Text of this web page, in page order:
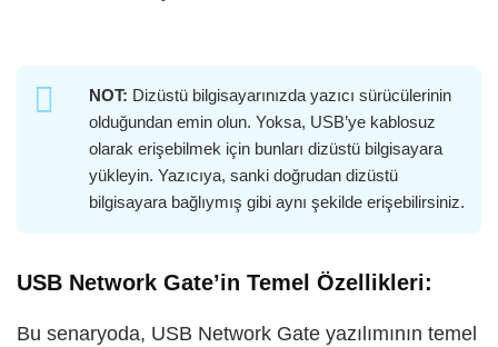
NOT: Dizüstü bilgisayarınızda yazıcı sürücülerinin
olduğundan emin olun. Yoksa, USB’ye kablosuz
olarak erişebilmek için bunları dizüstü bilgisayara
yükleyin. Yazıcıya, sanki doğrudan dizüstü
bilgisayara bağlıymış gibi aynı şekilde erişebilirsiniz.
USB Network Gate’in Temel Özellikleri:
Bu senaryoda, USB Network Gate yazılımının temel